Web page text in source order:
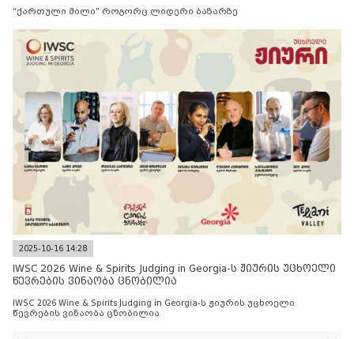
“ქართული მილი” როგორც ლიდერი ბაზარზე
2025-10-16 14:28
IWSC 2026 Wine & Spirits Judging in Georgia-ს ჟიურის უცხოელი
წევრების ვინაობა ცნობილია
IWSC 2026 Wine & Spirits Judging in Georgia-ს ჟიურის უცხოელი
წევრების ვინაობა ცნობილია